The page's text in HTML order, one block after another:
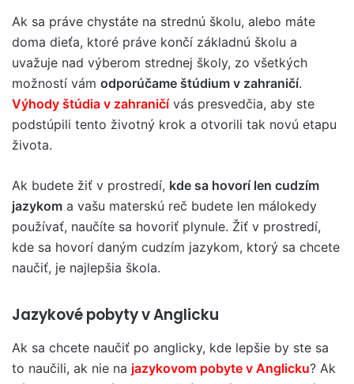
Ak sa práve chystáte na strednú školu, alebo máte
doma dieťa, ktoré práve končí základnú školu a
uvažuje nad výberom strednej školy, zo všetkých
možností vám odporúčame štúdium v zahraničí.
Výhody štúdia v zahraničívás presvedčia, aby ste
podstúpili tento životný krok a otvorili tak novú etapu
života.
Ak budete žiť v prostredí, kde sa hovorí len cudzím
jazykom a vašu materskú reč budete len málokedy
používať, naučíte sa hovoriť plynule. Žiť v prostredí,
kde sa hovorí daným cudzím jazykom, ktorý sa chcete
naučiť, je najlepšia škola.
Jazykové pobyty v Anglicku
Ak sa chcete naučiť po anglicky, kde lepšie by ste sa
to naučili, ak nie na jazykovom pobyte v Anglicku? Ak